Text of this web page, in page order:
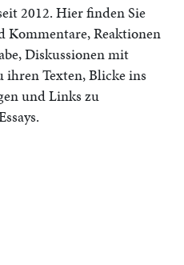
2012. Hier finden Sie
Reaktionen
Diskussionen mit
Texten, Blicke ins
und Links zu